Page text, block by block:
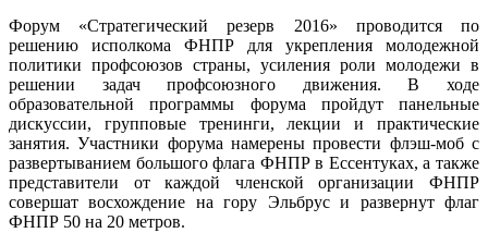
Форум «Стратегический резерв 2016» проводится по
решению исполкома ФНПР для укрепления молодежной
политики профсоюзов страны, усиления роли молодежи в
решении задач профсоюзного движения. В ходе
образовательной программы форума пройдут панельные
дискуссии, групповые тренинги, лекции и практические
занятия. Участники форума намерены провести флэш-моб с
развертыванием большого флага ФНПР в Ессентуках, а также
представители от каждой членской организации ФНПР
совершат восхождение на гору Эльбрус и развернут флаг
ФНПР 50 на 20 метров.